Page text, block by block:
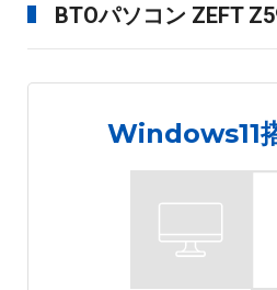
BTOパソコン ZEFT
Windows11